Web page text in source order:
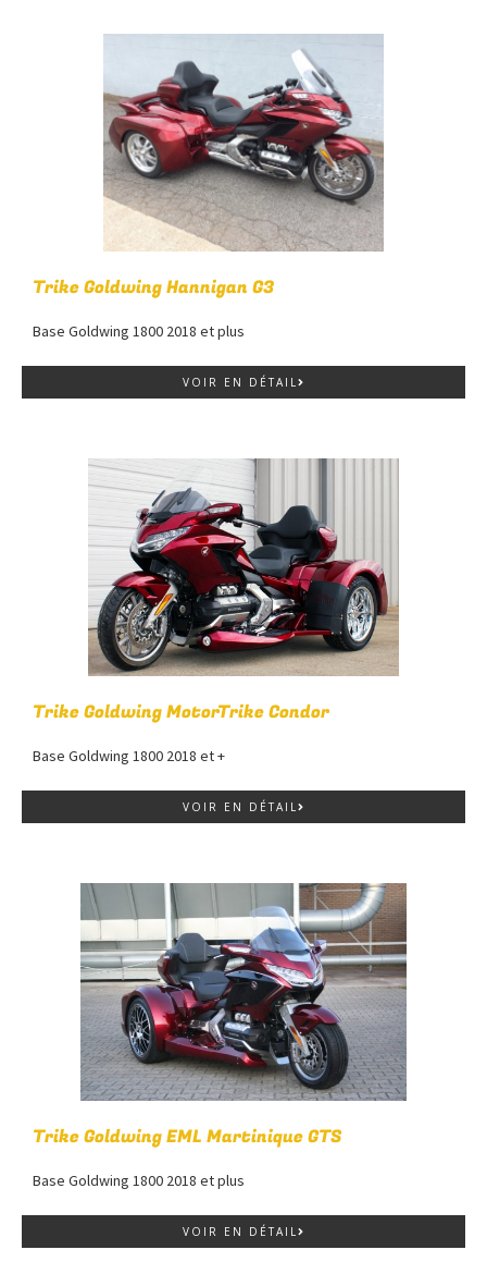
Trike Goldwing Hannigan G3
Base Goldwing 1800 2018 et plus
VOIR EN DÉTAIL
Trike Goldwing MotorTrike Condor
Base Goldwing 1800 2018 et +
VOIR EN DÉTAIL
Trike Goldwing EML Martinique GTS
Base Goldwing 1800 2018 et plus
VOIR EN DÉTAIL